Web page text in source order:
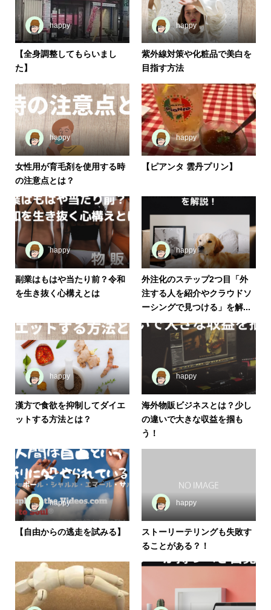
happy
【全身調整してもらいまし
た】
happy
紫外線対策や化粧品で美白を
目指す方法
happy
女性用が育毛剤を使用する時
の注意点とは？
happy
【ピアンタ 雲丹プリン】
happy
副業はもはや当たり前？令和
を生き抜く心構えとは
happy
外注化のステップ2つ目「外
注する人を紹介やクラウドソ
ーシングで見つける」を解...
happy
漢方で食欲を抑制してダイエ
ットする方法とは？
happy
海外物販ビジネスとは？少し
の違いで大きな収益を掴も
う！
happy
【自由からの逃走を試みる】
happy
ストーリーテリングも失敗す
ることがある？！